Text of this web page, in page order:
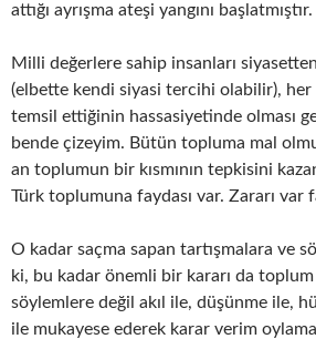
attığı ayrışma ateşi yangını başlatmıştır.
Milli değerlere sahip insanları
(elbette kendi siyasi tercihi olabilir), her
temsil ettiğinin hassasiyetinde olması
bende çizeyim. Bütün topluma mal
an toplumun bir kısmının tepkisini
Türk toplumuna faydası var. Zararı var
O kadar saçma sapan tartışmalara ve
ki, bu kadar önemli bir kararı da
söylemlere değil akıl ile, düşünme ile,
ile mukayese ederek karar verim